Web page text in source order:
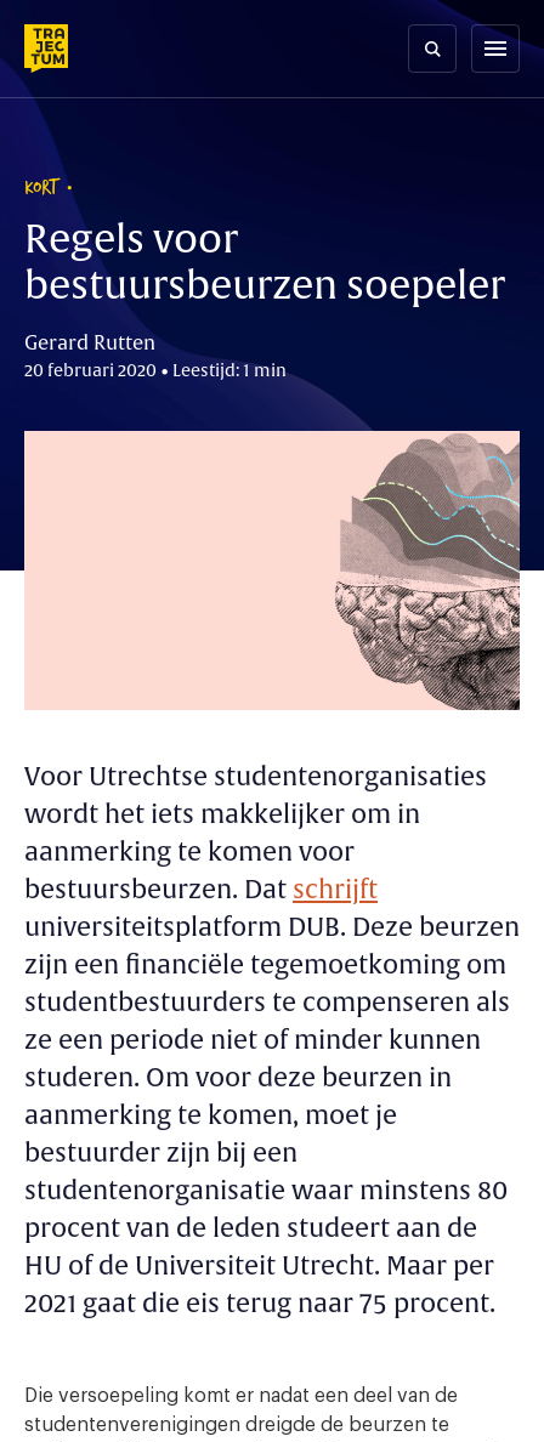
content
menu
KORT
Regels voor
bestuursbeurzen soepeler
Gerard Rutten
20 februari 2020 • Leestijd: 1 min
Voor Utrechtse studentenorganisaties
wordt het iets makkelijker om in
aanmerking te komen voor
bestuursbeurzen. Dat schrijft
universiteitsplatform DUB. Deze beurzen
zijn een financiële tegemoetkoming om
studentbestuurders te compenseren als
ze een periode niet of minder kunnen
studeren. Om voor deze beurzen in
aanmerking te komen, moet je
bestuurder zijn bij een
studentenorganisatie waar minstens 80
procent van de leden studeert aan de
HU of de Universiteit Utrecht. Maar per
2021 gaat die eis terug naar 75 procent.
Die versoepeling komt er nadat een deel van de
studentenverenigingen dreigde de beurzen te